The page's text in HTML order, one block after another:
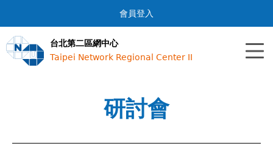
Jump to navigation
會員登入
台北第二區網中心
Taipei Network Regional Center II
研討會